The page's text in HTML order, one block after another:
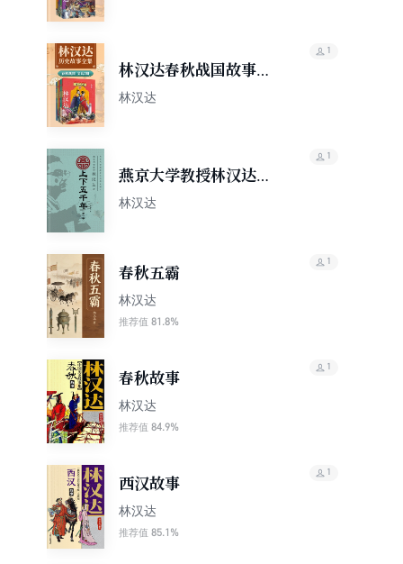
林汉达春秋战国故事全
集
林汉达
1
燕京大学教授林汉达讲
上下五千年（第一卷）
林汉达
1
春秋五霸
林汉达
推荐值 81.8%
1
春秋故事
林汉达
推荐值 84.9%
1
西汉故事
林汉达
推荐值 85.1%
1